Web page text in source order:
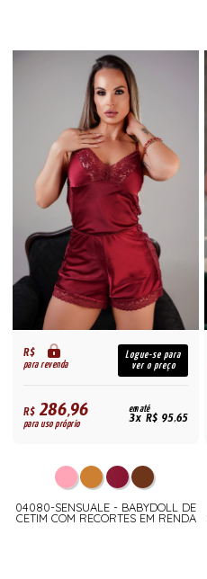
R$
para revenda
Logue-se para
ver o preço
R$286,96
para uso próprio
em até
3x R$ 95,65
04080-SENSUALE - BABYDOLL DE
CETIM COM RECORTES EM RENDA